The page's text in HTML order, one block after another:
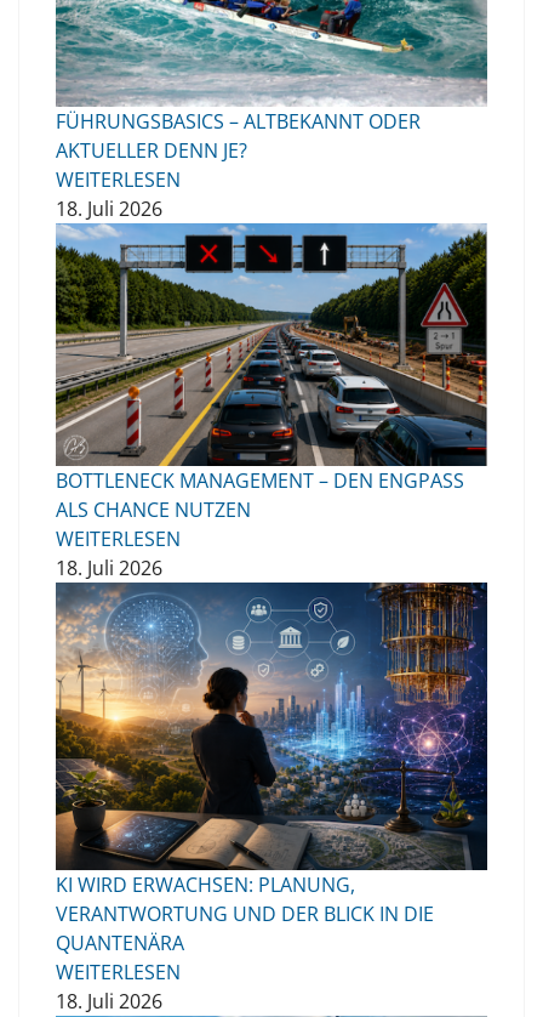
FÜHRUNGSBASICS – ALTBEKANNT ODER
AKTUELLER DENN JE?
WEITERLESEN
18. Juli 2026
BOTTLENECK MANAGEMENT – DEN ENGPASS
ALS CHANCE NUTZEN
WEITERLESEN
18. Juli 2026
KI WIRD ERWACHSEN: PLANUNG,
VERANTWORTUNG UND DER BLICK IN DIE
QUANTENÄRA
WEITERLESEN
18. Juli 2026